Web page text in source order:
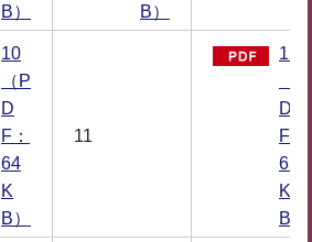
B）
B）
10
（P
D
F：
64
K
B）
11
12
D
F：
63
K
B）